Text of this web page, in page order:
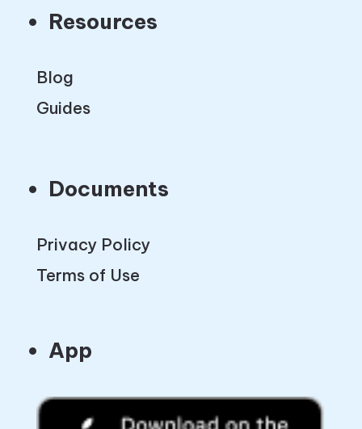
Resources
Blog
Guides
Documents
Privacy Policy
Terms of Use
App